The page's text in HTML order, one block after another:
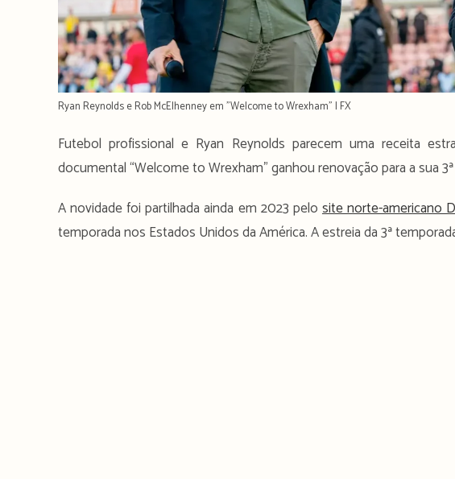
Ryan Reynolds e Rob McElhenney em "Welcome to Wrexham" | FX
Futebol profissional e Ryan Reynolds parecem uma receita
documental “Welcome to Wrexham” ganhou renovação para a sua
A novidade foi partilhada ainda em 2023 pelo site norte-americano
temporada nos Estados Unidos da América. A estreia da 3ª